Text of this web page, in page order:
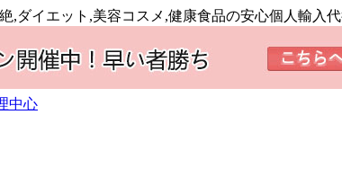
,ダイエット,美容コスメ,健康食品の安心個人輸入
中心